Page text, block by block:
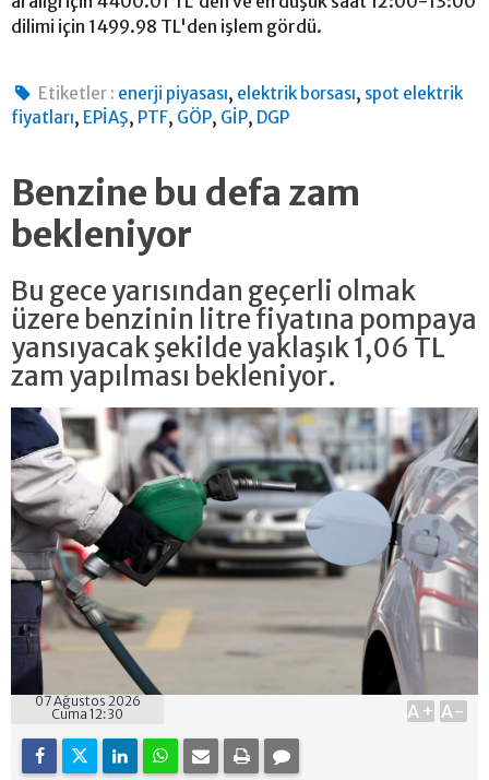
dilimi için 1499.98 TL'den işlem gördü.
Etiketler : enerji piyasası, elektrik borsası, spot elektrik
fiyatları, EPİAŞ, PTF, GÖP, GİP, DGP
Benzine bu defa zam
bekleniyor
Bu gece yarısından geçerli olmak
üzere benzinin litre fiyatına pompaya
yansıyacak şekilde yaklaşık 1,06 TL
zam yapılması bekleniyor.
07 Ağustos 2026
Cuma 12:30
A+ A-